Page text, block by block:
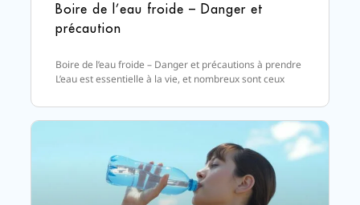
Boire de l’eau froide – Danger et
précaution
Boire de l’eau froide – Danger et précautions à prendre
L’eau est essentielle à la vie, et nombreux sont ceux